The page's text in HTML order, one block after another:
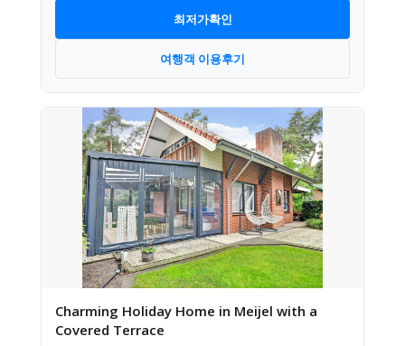
최저가확인
여행객 이용후기
Charming Holiday Home in Meijel with a
Covered Terrace